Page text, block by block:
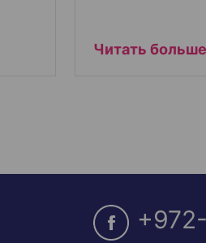
Читать больше